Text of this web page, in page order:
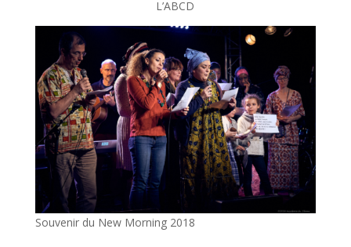
L’ABCD
Souvenir du New Morning 2018